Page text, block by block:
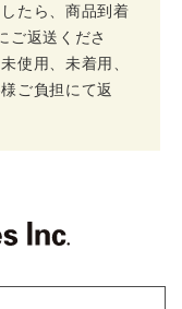
たら、商品到着
ご返送くださ
使用、未着用、
ご負担にて返